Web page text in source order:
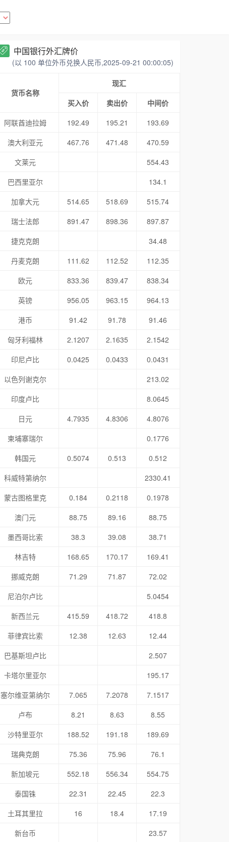
中国银行外汇牌价
(以 100 单位外币兑换人民币,2025-09-21 00:00:05)
货币名称
现汇
买入价
卖出价
中间价
阿联酋迪拉姆
192.49 195.21
193.69
澳大利亚元
467.76 471.48
470.59
文莱元
554.43
巴西里亚尔
134.1
加拿大元
514.65 518.69
515.74
瑞士法郎
891.47 898.36
897.87
捷克克朗
34.48
丹麦克朗
111.62 112.52
112.35
欧元
833.36 839.47
838.34
英镑
956.05 963.15
964.13
港币
91.42 91.78
91.46
匈牙利福林
2.1207 2.1635
2.1542
印尼卢比
0.0425 0.0433
0.0431
以色列谢克尔
213.02
印度卢比
8.0645
日元
4.7935 4.8306
4.8076
柬埔寨瑞尔
0.1776
韩国元
0.5074 0.513
0.512
科威特第纳尔
2330.41
蒙古图格里克
0.184 0.2118
0.1978
澳门元
88.75 89.16
88.75
墨西哥比索
38.3 39.08
38.71
林吉特
168.65 170.17
169.41
挪威克朗
71.29 71.87
72.02
尼泊尔卢比
5.0454
新西兰元
415.59 418.72
418.8
菲律宾比索
12.38 12.63
12.44
巴基斯坦卢比
2.507
卡塔尔里亚尔
195.17
塞尔维亚第纳尔
7.065 7.2078
7.1517
卢布
8.21 8.63
8.55
沙特里亚尔
188.52 191.18
189.69
瑞典克朗
75.36 75.96
76.1
新加坡元
552.18 556.34
554.75
泰国铢
22.31 22.45
22.3
土耳其里拉
16 18.4
17.19
新台币
23.57